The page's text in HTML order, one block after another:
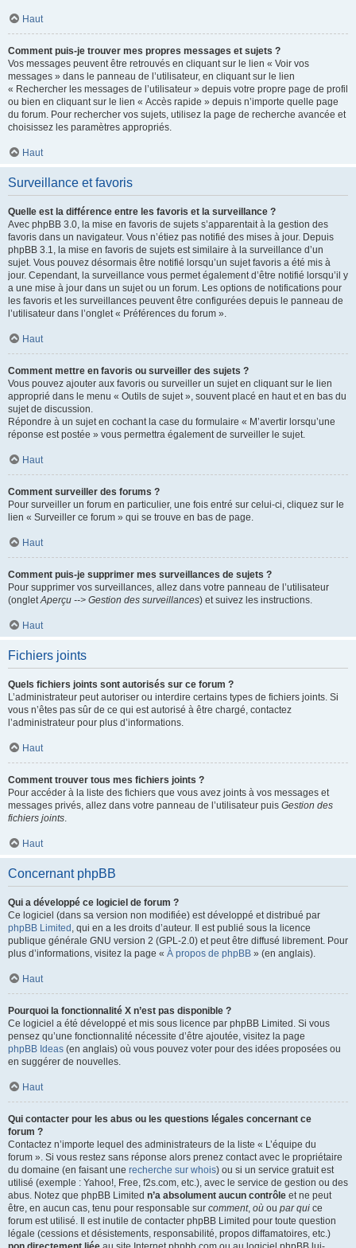
Haut
Comment puis-je trouver mes propres messages et sujets ?
Vos messages peuvent être retrouvés en cliquant sur le lien « Voir vos
messages » dans le panneau de l’utilisateur, en cliquant sur le lien
« Rechercher les messages de l’utilisateur » depuis votre propre page de profil
ou bien en cliquant sur le lien « Accès rapide » depuis n’importe quelle page
du forum. Pour rechercher vos sujets, utilisez la page de recherche avancée et
choisissez les paramètres appropriés.
Haut
Surveillance et favoris
Quelle est la différence entre les favoris et la surveillance ?
Avec phpBB 3.0, la mise en favoris de sujets s’apparentait à la gestion des
favoris dans un navigateur. Vous n’étiez pas notifié des mises à jour. Depuis
phpBB 3.1, la mise en favoris de sujets est similaire à la surveillance d’un
sujet. Vous pouvez désormais être notifié lorsqu’un sujet favoris a été mis à
jour. Cependant, la surveillance vous permet également d’être notifié lorsqu’il y
a une mise à jour dans un sujet ou un forum. Les options de notifications pour
les favoris et les surveillances peuvent être configurées depuis le panneau de
l’utilisateur dans l’onglet « Préférences du forum ».
Haut
Comment mettre en favoris ou surveiller des sujets ?
Vous pouvez ajouter aux favoris ou surveiller un sujet en cliquant sur le lien
approprié dans le menu « Outils de sujet », souvent placé en haut et en bas du
sujet de discussion.
Répondre à un sujet en cochant la case du formulaire « M’avertir lorsqu’une
réponse est postée » vous permettra également de surveiller le sujet.
Haut
Comment surveiller des forums ?
Pour surveiller un forum en particulier, une fois entré sur celui-ci, cliquez sur le
lien « Surveiller ce forum » qui se trouve en bas de page.
Haut
Comment puis-je supprimer mes surveillances de sujets ?
Pour supprimer vos surveillances, allez dans votre panneau de l’utilisateur
(ongletAperçu --> Gestion des surveillances) et suivez les instructions.
Haut
Fichiers joints
Quels fichiers joints sont autorisés sur ce forum ?
L’administrateur peut autoriser ou interdire certains types de fichiers joints. Si
vous n’êtes pas sûr de ce qui est autorisé à être chargé, contactez
l’administrateur pour plus d’informations.
Haut
Comment trouver tous mes fichiers joints ?
Pour accéder à la liste des fichiers que vous avez joints à vos messages et
messages privés, allez dans votre panneau de l’utilisateur puis Gestion des
fichiers joints.
Haut
Concernant phpBB
Qui a développé ce logiciel de forum ?
Ce logiciel (dans sa version non modifiée) est développé et distribué par
phpBB Limited , qui en a les droits d’auteur. Il est publié sous la licence
publique générale GNU version 2 (GPL-2.0) et peut être diffusé librement. Pour
plus d’informations, visitez la page « À propos de phpBB » (en anglais).
Haut
Pourquoi la fonctionnalité X n’est pas disponible ?
Ce logiciel a été développé et mis sous licence par phpBB Limited. Si vous
pensez qu’une fonctionnalité nécessite d’être ajoutée, visitez la page
phpBB Ideas (en anglais) où vous pouvez voter pour des idées proposées ou
en suggérer de nouvelles.
Haut
Qui contacter pour les abus ou les questions légales concernant ce
forum ?
Contactez n’importe lequel des administrateurs de la liste « L’équipe du
forum ». Si vous restez sans réponse alors prenez contact avec le propriétaire
du domaine (en faisant une recherche sur whois) ou si un service gratuit est
utilisé (exemple : Yahoo!, Free, f2s.com, etc.), avec le service de gestion ou des
abus. Notez que phpBB Limited n’a absolument aucun contrôle et ne peut
être, en aucun cas, tenu pour responsable sur comment, où ou par qui ce
forum est utilisé. Il est inutile de contacter phpBB Limited pour toute question
légale (cessions et désistements, responsabilité, propos diffamatoires, etc.)